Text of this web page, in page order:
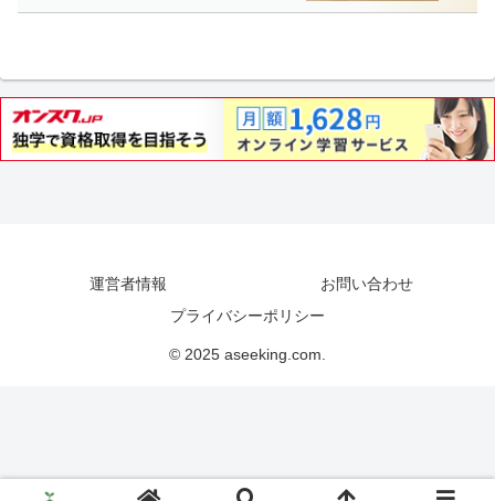
運営者情報
お問い合わせ
プライバシーポリシー
© 2025 aseeking.com.